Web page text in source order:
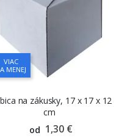
VIAC
MENEJ
na zákusky, 17 x 17 x 12
cm
od 1,30 €